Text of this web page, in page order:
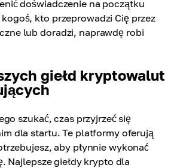
doświadczenie na początku
kto przeprowadzi Cię przez
lub doradzi, naprawdę robi
giełd kryptowalut
szukać, czas przyjrzeć się
dla startu. Te platformy oferują
aby płynnie wykonać
Najlepsze giełdy krypto dla